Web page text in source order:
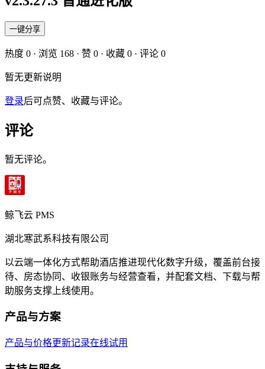
一键分享
热度 0 · 浏览 168 · 赞 0 · 收藏 0 · 评论 0
暂无更新说明
登录后可点赞、收藏与评论。
评论
暂无评论。
鲸飞云 PMS
湖北寒武系科技有限公司
以云端一体化方式帮助酒店推进现代化数字升级，覆盖前台接
待、房态协同、收银账务与经营查看，并配套文档、下载与帮
助服务支撑上线使用。
产品与方案
产品与价格更新记录在线试用